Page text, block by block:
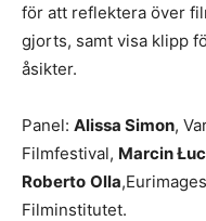
för att reflektera över
gjorts, samt visa klipp
åsikter.
Panel: Alissa Simon,
Filmfestival, Marcin
Roberto Olla
Filminstitutet.